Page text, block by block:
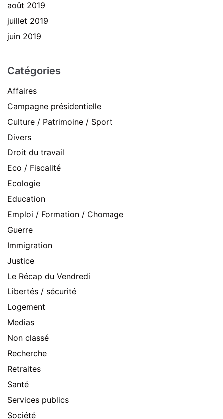
août 2019
juillet 2019
juin 2019
Catégories
Affaires
Campagne présidentielle
Culture / Patrimoine / Sport
Divers
Droit du travail
Eco / Fiscalité
Ecologie
Education
Emploi / Formation / Chomage
Guerre
Immigration
Justice
Le Récap du Vendredi
Libertés / sécurité
Logement
Medias
Non classé
Recherche
Retraites
Santé
Services publics
Société